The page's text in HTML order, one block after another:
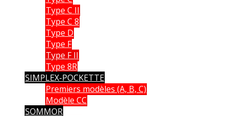
Type C II
Type C 8
Type D
Type F
Type F II
Type 8R
SIMPLEX-POCKETTE
Premiers modèles (A, B, C)
Modèle CC
SOMMOR